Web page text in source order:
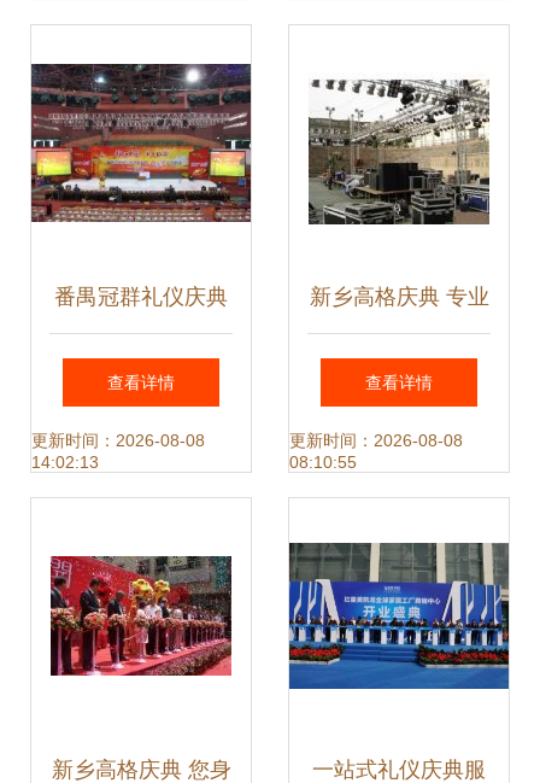
番禺冠群礼仪庆典
专业舞台音响灯光
租赁，高清图片彰
查看详情
更新时间：2026-08-08
14:02:13
新乡高格庆典 专业
音响、舞台与LED
大屏租赁服务，点
查看详情
更新时间：2026-08-08
08:10:55
新乡高格庆典 您身 一站式礼仪庆典服